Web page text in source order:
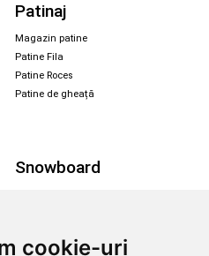
cookie-uri
Patinaj
Magazin patine
Patine Fila
Patine Roces
Patine de gheață
Snowboard